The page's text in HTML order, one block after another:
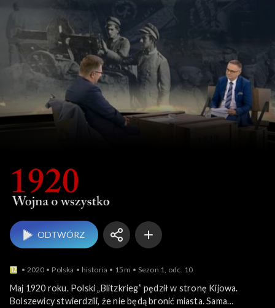
ODTWÓRZ
2020 Polska historia 15m Sezon 1, odc. 10
Maj 1920 roku. Polski „Blitzkrieg” pędził w stronę Kijowa.
Bolszewicy stwierdzili, że nie będą bronić miasta. Sama